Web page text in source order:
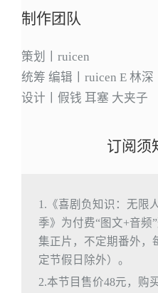
制作团队
策划丨ruicen
统筹 编辑丨ruicen E 林深
设计丨假钱 耳塞 大夹子
订阅须
1.《喜剧负知识：无限
季》为付费“图文+音频
集正片，不定期番外，
定节假日除外）。
2.本节目售价48元，购